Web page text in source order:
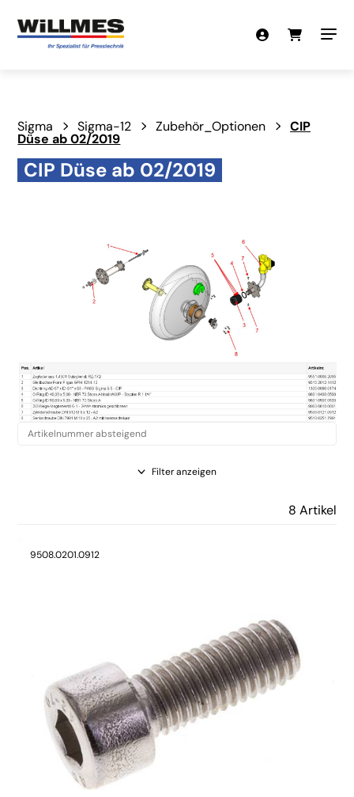
Sigma Sigma-12 Zubehör_Optionen CIP
Düse ab 02/2019
CIP Düse ab 02/2019
Filter anzeigen
8 Artikel
9508.0201.0912